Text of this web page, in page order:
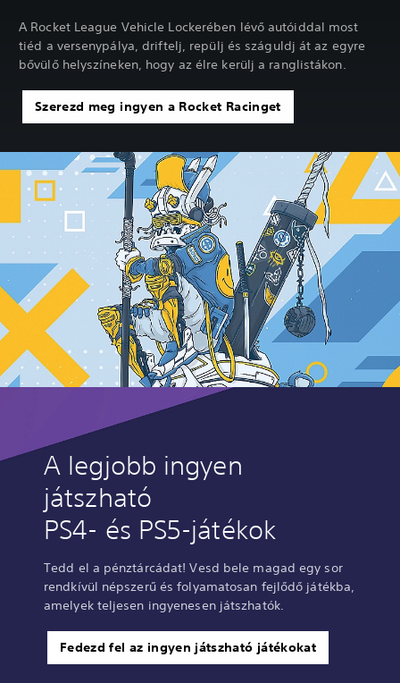
A Rocket League Vehicle Lockerében lévő autóiddal most
tiéd a versenypálya, driftelj, repülj és száguldj át az egyre
bővülő helyszíneken, hogy az élre kerülj a ranglistákon.
Szerezd meg ingyen a Rocket Racinget
A legjobb ingyen
játszható
PS4- és PS5-játékok
Tedd el a pénztárcádat! Vesd bele magad egy sor
rendkívül népszerű és folyamatosan fejlődő játékba,
amelyek teljesen ingyenesen játszhatók.
Fedezd fel az ingyen játszható játékokat